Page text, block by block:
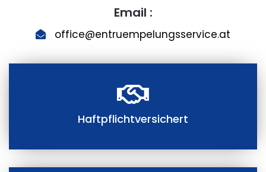
Email :
office@entruempelungsservice.at
Haftpflichtversichert